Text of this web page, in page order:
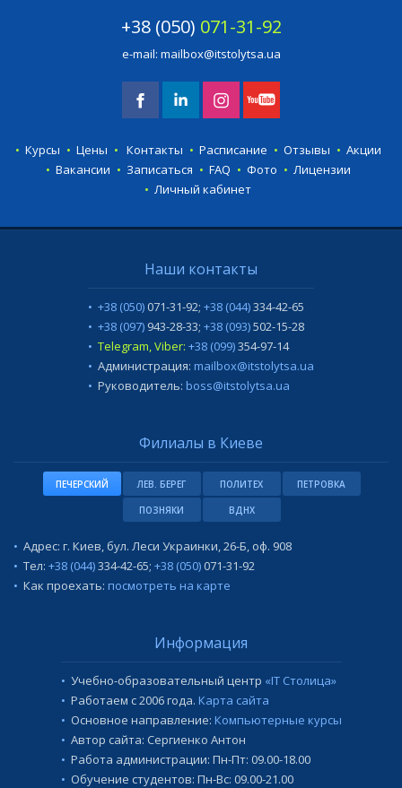
+38 (050) 071-31-92
e-mail: mailbox@itstolytsa.ua
Курсы Цены Контакты Расписание Отзывы
Акции
Вакансии
Записаться FAQ Фото
Лицензии
Личный кабинет
Наши контакты
+38 (050)071-31-92; +38 (044)334-42-65
+38 (097) 943-28-33; +38 (093)502-15-28
Telegram, Viber: +38 (099)354-97-14
Администрация: mailbox@itstolytsa.ua
Руководитель: boss@itstolytsa.ua
Филиалы в Киеве
ПЕЧЕРСКИЙ ЛЕВ. БЕРЕГ ПОЛИТЕХ ПЕТРОВКА
ПОЗНЯКИ ВДНХ
Адрес: г. Киев, бул. Леси Украинки, 26-Б, оф. 908
Тел: +38 (044)334-42-65; +38 (050)071-31-92
Как проехать: посмотреть на карте
Информация
Учебно-образовательный центр «IT Столица»
Работаем с 2006 года. Карта сайта
Основное направление: Компьютерные курсы
Автор сайта: Сергиенко Антон
Работа администрации: Пн-Пт: 09.00-18.00
Обучение студентов: Пн-Вс: 09.00-21.00